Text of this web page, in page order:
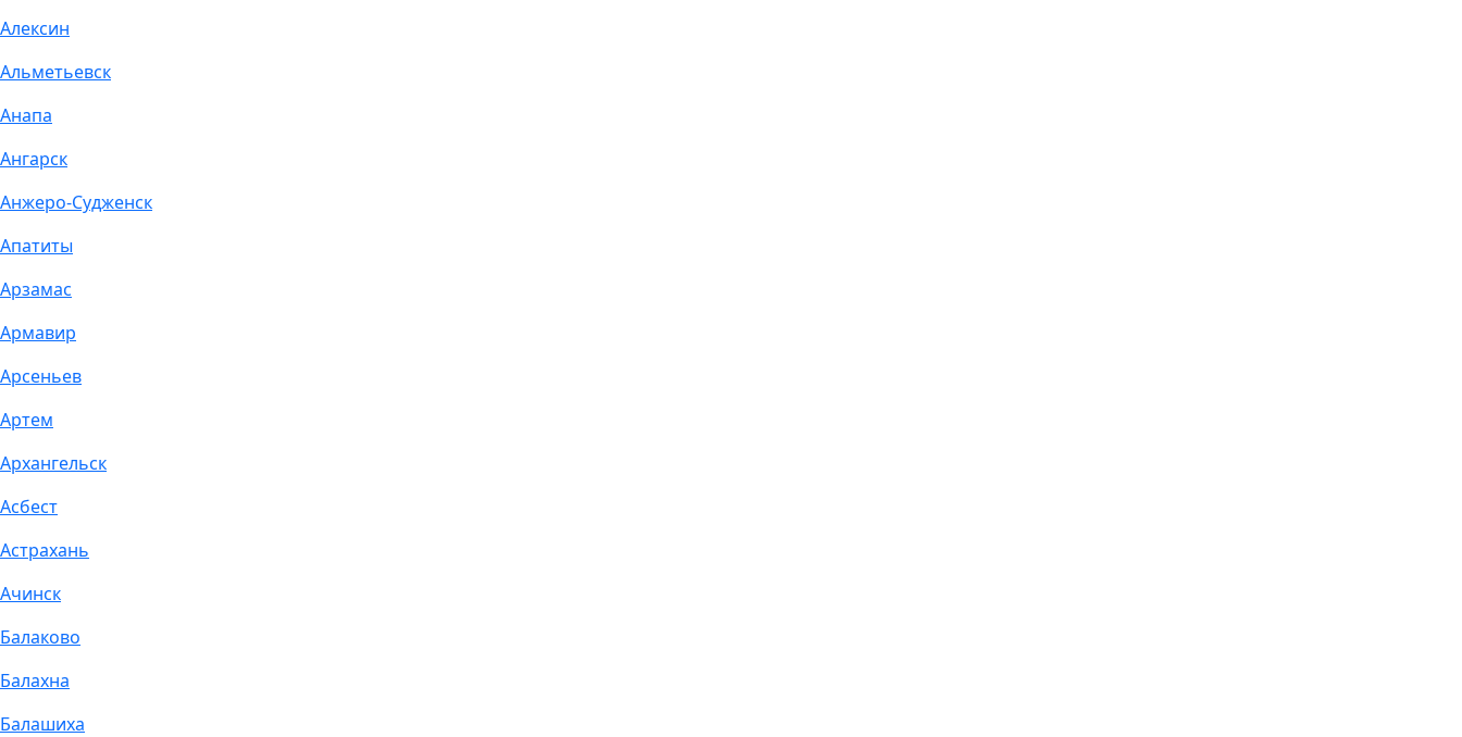
Алексин
Альметьевск
Анапа
Ангарск
Анжеро-Судженск
Апатиты
Арзамас
Армавир
Арсеньев
Артем
Архангельск
Асбест
Астрахань
Ачинск
Балаково
Балахна
Балашиха